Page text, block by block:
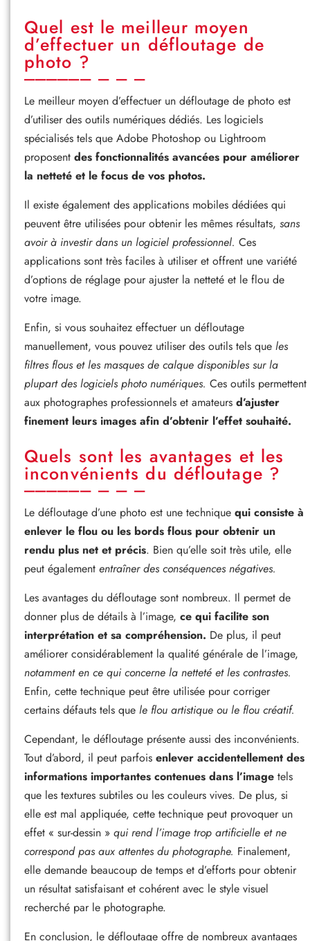
Quel est le meilleur moyen
d’effectuer un défloutage de
photo ?
Le meilleur moyen d’effectuer un défloutage de photo est
d’utiliser des outils numériques dédiés. Les logiciels
spécialisés tels que Adobe Photoshop ou Lightroom
proposent des fonctionnalités avancées pour améliorer
la netteté et le focus de vos photos.
Il existe également des applications mobiles dédiées qui
peuvent être utilisées pour obtenir les mêmes résultats, sans
avoir à investir dans un logiciel professionnel. Ces
applications sont très faciles à utiliser et offrent une variété
d’options de réglage pour ajuster la netteté et le flou de
votre image.
Enfin, si vous souhaitez effectuer un défloutage
manuellement, vous pouvez utiliser des outils tels que les
filtres flous et les masques de calque disponibles sur la
plupart des logiciels photo numériques. Ces outils permettent
aux photographes professionnels et amateurs d’ajuster
finement leurs images afin d’obtenir l’effet souhaité.
Quels sont les avantages et les
inconvénients du défloutage ?
Le défloutage d’une photo est une technique qui consiste à
enlever le flou ou les bords flous pour obtenir un
rendu plus net et précis. Bien qu’elle soit très utile, elle
peut également entraîner des conséquences négatives.
Les avantages du défloutage sont nombreux. Il permet de
donner plus de détails à l’image, ce qui facilite son
interprétation et sa compréhension. De plus, il peut
améliorer considérablement la qualité générale de l’image,
notamment en ce qui concerne la netteté et les contrastes.
Enfin, cette technique peut être utilisée pour corriger
certains défauts tels que le flou artistique ou le flou créatif.
Cependant, le défloutage présente aussi des inconvénients.
Tout d’abord, il peut parfois enlever accidentellement des
informations importantes contenues dans l’image tels
que les textures subtiles ou les couleurs vives. De plus, si
elle est mal appliquée, cette technique peut provoquer un
effet « sur-dessin » qui rend l’image trop artificielle et ne
correspond pas aux attentes du photographe. Finalement,
elle demande beaucoup de temps et d’efforts pour obtenir
un résultat satisfaisant et cohérent avec le style visuel
recherché par le photographe.
En conclusion, le défloutage offre de nombreux avantages